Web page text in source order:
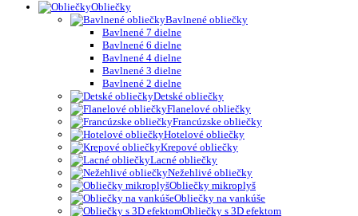
Obliečky
Bavlnené obliečky
Bavlnené 7 dielne
Bavlnené 6 dielne
Bavlnené 4 dielne
Bavlnené 3 dielne
Bavlnené 2 dielne
Detské obliečky
Flanelové obliečky
Francúzske obliečky
Hotelové obliečky
Krepové obliečky
Lacné obliečky
Nežehlivé obliečky
Obliečky mikroplyš
Obliečky na vankúše
Obliečky s 3D efektom